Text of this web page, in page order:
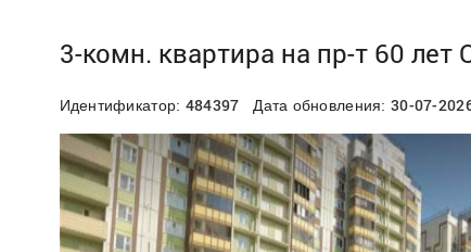
3-комн. квартира на пр-т 60 лет
Идентификатор: 484397 Дата обновления: 30-07-